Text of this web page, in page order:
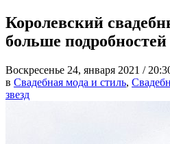
Королевский
больше подробностей
Воскресенье 24, января 2021 /
в Свадебная мода и стиль,
звезд